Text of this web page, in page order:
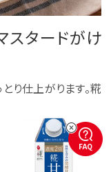
スタードがけ
り仕上がります。糀
FAQ